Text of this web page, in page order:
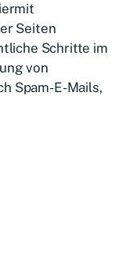
Seiten
Schritte im
von
Spam-E-Mails,